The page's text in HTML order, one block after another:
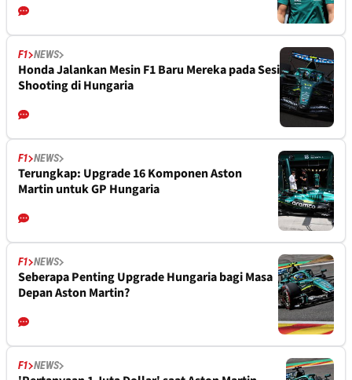
F1 NEWS
Honda Jalankan Mesin F1 Baru Mereka pada Sesi
Shooting di Hungaria
F1 NEWS
Terungkap: Upgrade 16 Komponen Aston
Martin untuk GP Hungaria
F1 NEWS
Seberapa Penting Upgrade Hungaria bagi Masa
Depan Aston Martin?
F1 NEWS